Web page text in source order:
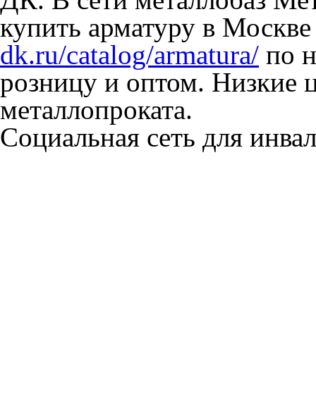
купить арматуру в
dk.ru/catalog/armatura/ по
розницу и оптом. Низкие
металлопроката.
Социальная сеть для